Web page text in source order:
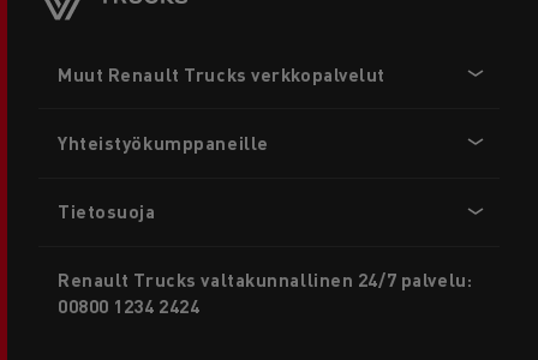
menu
Muut Renault Trucks verkkopalvelut
Yhteistyökumppaneille
Tietosuoja
Renault Trucks valtakunnallinen 24/7 palvelu:
00800 1234 2424